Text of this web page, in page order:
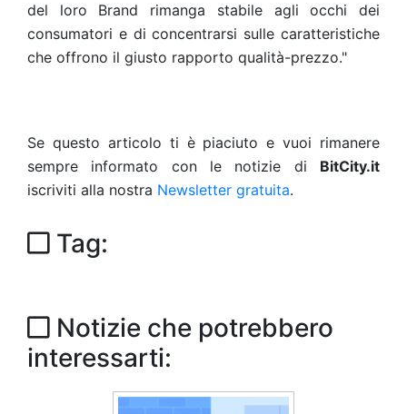
del loro Brand rimanga stabile agli occhi dei
consumatori e di concentrarsi sulle caratteristiche
che offrono il giusto rapporto qualità-prezzo."
Se questo articolo ti è piaciuto e vuoi rimanere
sempre informato con le notizie di BitCity.it
iscriviti alla nostra Newsletter gratuita.
Tag:
Notizie che potrebbero
interessarti: